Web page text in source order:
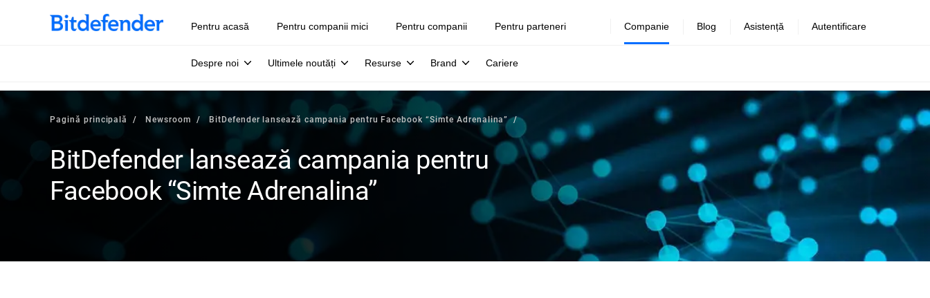
Pentru acasă Pentru companii mici Pentru companii Pentru parteneri Companie
Despre noi Ultimele noutăți Resurse Brand Cariere
Blog Asistență Autentificare
Pagină principală Newsroom BitDefender lansează campania pentru Facebook “Simte Adrenalina”
BitDefender lansează campania pentru
Facebook “Simte Adrenalina”